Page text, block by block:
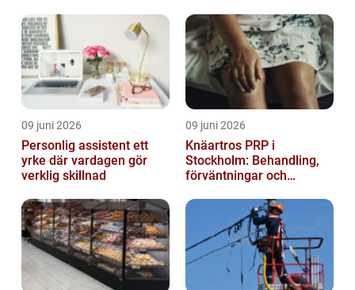
09 juni 2026
Personlig assistent ett
yrke där vardagen gör
verklig skillnad
09 juni 2026
Knäartros PRP i
Stockholm: Behandling,
förväntningar och